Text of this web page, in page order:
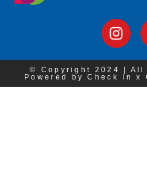
© Copyright 2024 | All
Powered by Check In x